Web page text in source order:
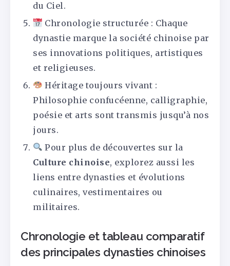
du Ciel.
Chronologie structurée : Chaque
dynastie marque la société chinoise par
ses innovations politiques, artistiques
et religieuses.
Héritage toujours vivant :
Philosophie confucéenne, calligraphie,
poésie et arts sont transmis jusqu’à nos
jours.
Pour plus de découvertes sur la
Culture chinoise, explorez aussi les
liens entre dynasties et évolutions
culinaires, vestimentaires ou
militaires.
Chronologie et tableau comparatif
des principales dynasties chinoises